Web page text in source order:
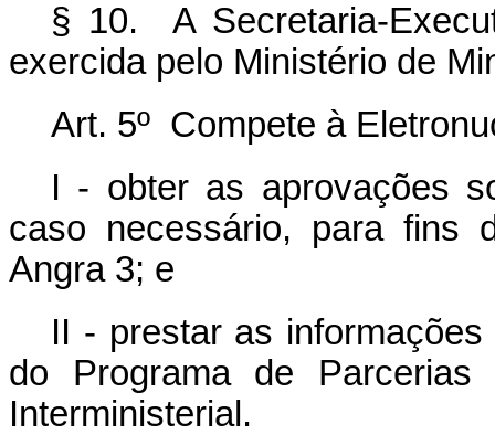
§ 10. A Secretaria-
exercida pelo Ministério de
Art. 5º Compete à
I - obter as aprovações
caso necessário, para fins
Angra 3; e
II - prestar as
do Programa de
Interministerial.